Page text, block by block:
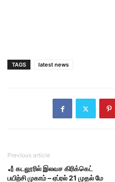
TAGS latest news
Previous article
🏏 கடலூரில் இலவச கிரிக்கெட்
பயிற்சி முகாம் – ஏப்ரல் 21 முதல் மே